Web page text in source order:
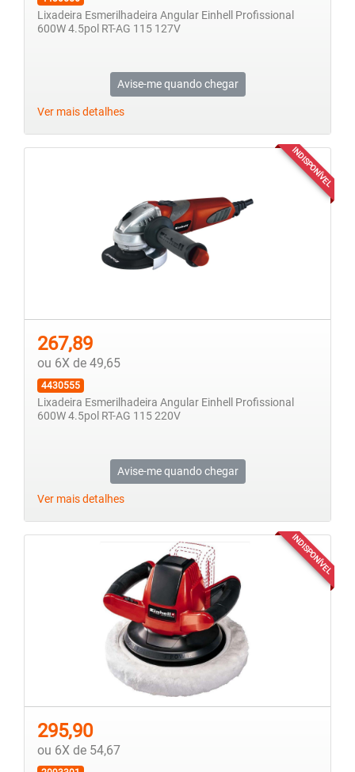
Lixadeira Esmerilhadeira Angular Einhell Profissional
600W 4.5pol RT-AG 115 127V
Avise-me quando chegar
Ver mais detalhes
INDISPONÍVEL
267,89
ou 6X de 49,65
4430555
Lixadeira Esmerilhadeira Angular Einhell Profissional
600W 4.5pol RT-AG 115 220V
Avise-me quando chegar
Ver mais detalhes
INDISPONÍVEL
295,90
ou 6X de 54,67